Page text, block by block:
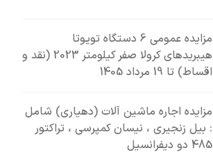
مزایده عمومی 6 دستگاه تویوتا
هیبریدهای کرولا صفر کیلومتر 2023 (نقد و
اقساط) تا 19 مرداد 1405
مزایده اجاره ماشین آلات (دهیاری) شامل
: بیل زنجیری ، نیسان کمپرسی ، تراکتور
485 دو دیفرانسیل